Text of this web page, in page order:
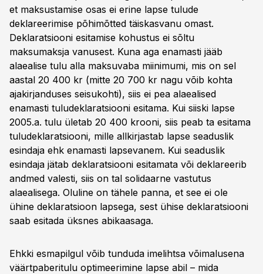
et maksustamise osas ei erine lapse tulude
deklareerimise põhimõtted täiskasvanu omast.
Deklaratsiooni esitamise kohustus ei sõltu
maksumaksja vanusest. Kuna aga enamasti jääb
alaealise tulu alla maksuvaba miinimumi, mis on sel
aastal 20 400 kr (mitte 20 700 kr nagu võib kohta
ajakirjanduses seisukohti), siis ei pea alaealised
enamasti tuludeklaratsiooni esitama. Kui siiski lapse
2005.a. tulu ületab 20 400 krooni, siis peab ta esitama
tuludeklaratsiooni, mille allkirjastab lapse seaduslik
esindaja ehk enamasti lapsevanem. Kui seaduslik
esindaja jätab deklaratsiooni esitamata või deklareerib
andmed valesti, siis on tal solidaarne vastutus
alaealisega. Oluline on tähele panna, et see ei ole
ühine deklaratsioon lapsega, sest ühise deklaratsiooni
saab esitada üksnes abikaasaga.
Ehkki esmapilgul võib tunduda imelihtsa võimalusena
väärtpaberitulu optimeerimine lapse abil – mida